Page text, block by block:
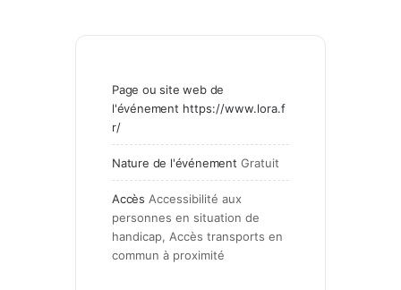
Page ou site web de
l'événement https://www.lora.f
r/
Nature de l'événement Gratuit
Accès Accessibilité aux
personnes en situation de
handicap, Accès transports en
commun à proximité